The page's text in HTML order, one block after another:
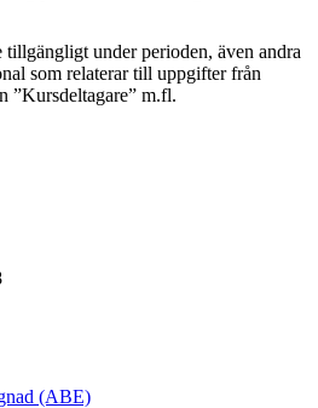
tillgängligt under perioden, även andra
som relaterar till uppgifter från
”Kursdeltagare” m.fl.
(ABE)